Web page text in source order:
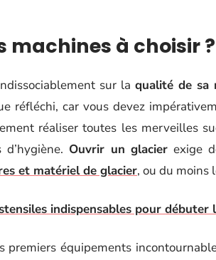
machines à choisir ?
sur la qualité de sa
réfléchi, car vous devez
réaliser toutes les merveilles
Ouvrir un glacier exige
et matériel de glacier, ou du moins
indispensables pour débuter
premiers équipements